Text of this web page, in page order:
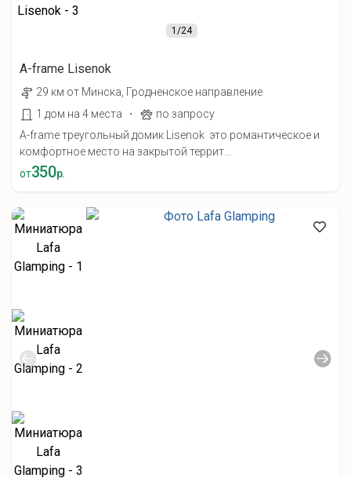
1/24
A-frame Lisenok
29 км от Минска, Гродненское направление
1 дом на 4 места
·
по запросу
A-frame треугольный домик Lisenok это романтическое и
комфортное место на закрытой террит...
от350р.